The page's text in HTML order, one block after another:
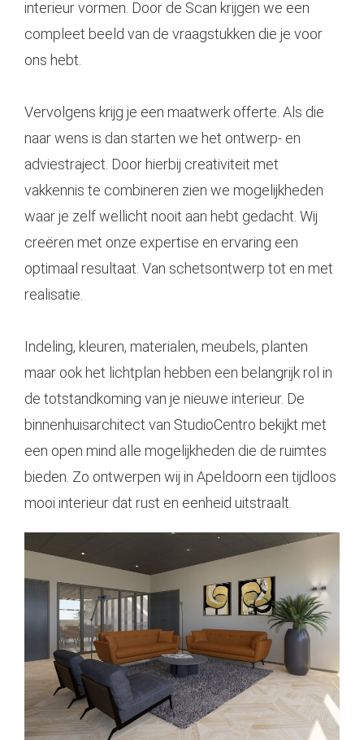
interieur vormen. Door de Scan krijgen we een
compleet beeld van de vraagstukken die je voor
ons hebt.
Vervolgens krijg je een maatwerk offerte. Als die
naar wens is dan starten we het ontwerp- en
adviestraject. Door hierbij creativiteit met
vakkennis te combineren zien we mogelijkheden
waar je zelf wellicht nooit aan hebt gedacht. Wij
creëren met onze expertise en ervaring een
optimaal resultaat. Van schetsontwerp tot en met
realisatie.
Indeling, kleuren, materialen, meubels, planten
maar ook het lichtplan hebben een belangrijk rol in
de totstandkoming van je nieuwe interieur. De
binnenhuisarchitect van StudioCentro bekijkt met
een open mind alle mogelijkheden die de ruimtes
bieden. Zo ontwerpen wij in Apeldoorn een tijdloos
mooi interieur dat rust en eenheid uitstraalt.